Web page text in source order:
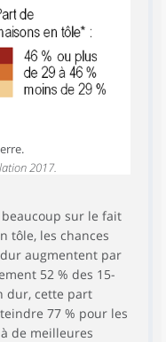
2017.
sur le fait
tôle, les chances
augmentent par
52 % des 15-
dur, cette part
77 % pour les
de meilleures